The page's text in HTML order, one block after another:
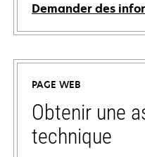
Demander des
PAGE WEB
Obtenir une
technique